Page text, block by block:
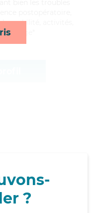
mobilité, activités,
?